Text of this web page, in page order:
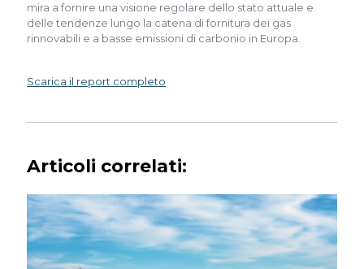
mira a fornire una visione regolare dello stato attuale e
delle tendenze lungo la catena di fornitura dei gas
rinnovabili e a basse emissioni di carbonio in Europa.
Scarica il report completo
Articoli correlati: